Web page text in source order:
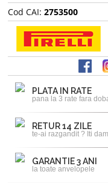
Cod CAI: 2753500
PLATA IN RATE
pana la 3 rate fara
RETUR 14 ZILE
te-ai razgandit ? Iti
GARANTIE 3 ANI
la toate anvelopele